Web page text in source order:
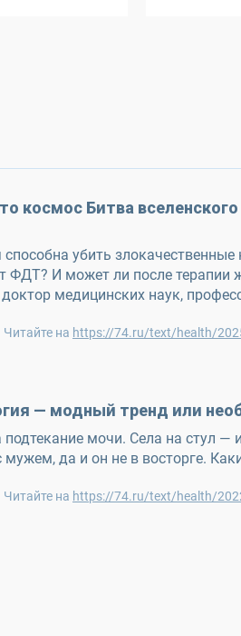
космос Битва
убить
ФДТ? И может ли после
медицинских наук,
Читайте на https://74.ru/text/health/
— модный тренд или
мочи. Села на стул —
мужем, да и он не в восторге.
Читайте на https://74.ru/text/health/